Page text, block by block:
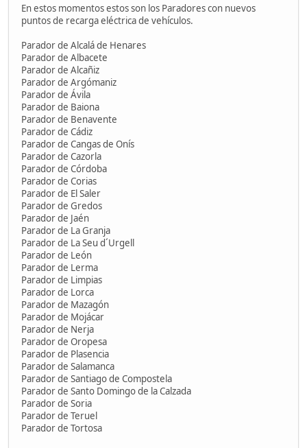
En estos momentos estos son los Paradores con nuevos
puntos de recarga eléctrica de vehículos.
Parador de Alcalá de Henares
Parador de Albacete
Parador de Alcañiz
Parador de Argómaniz
Parador de Ávila
Parador de Baiona
Parador de Benavente
Parador de Cádiz
Parador de Cangas de Onís
Parador de Cazorla
Parador de Córdoba
Parador de Corias
Parador de El Saler
Parador de Gredos
Parador de Jaén
Parador de La Granja
Parador de La Seu d´Urgell
Parador de León
Parador de Lerma
Parador de Limpias
Parador de Lorca
Parador de Mazagón
Parador de Mojácar
Parador de Nerja
Parador de Oropesa
Parador de Plasencia
Parador de Salamanca
Parador de Santiago de Compostela
Parador de Santo Domingo de la Calzada
Parador de Soria
Parador de Teruel
Parador de Tortosa